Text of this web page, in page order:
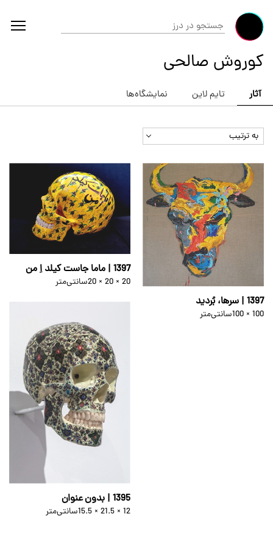
کوروش صالحی
آثار تایم لاین نمایشگاه‌ها
به ترتیب
1397 | سرها، بُردید
100 × 100سانتی‌متر
1397 | ماما جاست کیلد اِ من
20 × 20 × 20سانتی‌متر
1395 | بدون عنوان
15.5 × 21.5 × 12سانتی‌متر